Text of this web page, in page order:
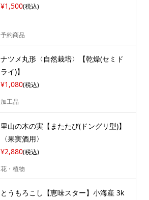
¥1,500(税込)
予約商品
ナツメ丸形〈自然栽培〉【乾燥(セミド
ライ)】
¥1,080(税込)
加工品
里山の木の実【またたび(ドングリ型)】
〈果実酒用〉
¥2,880(税込)
花・植物
とうもろこし【恵味スター】小海産 3k